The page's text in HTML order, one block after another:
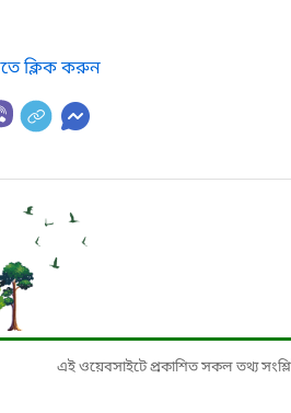
ক্লিক করুন
এই ওয়েবসাইটে প্রকাশিত সকল তথ্য